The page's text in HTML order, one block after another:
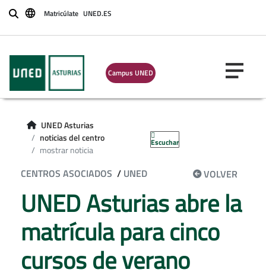
BuscarMatricúlate UNED.ES
Campus UNED
UNED Asturias
noticias del centro
mostrar noticia
Escuchar
CENTROS ASOCIADOS / UNED VOLVER
UNED Asturias abre la
matrícula para cinco
cursos de verano